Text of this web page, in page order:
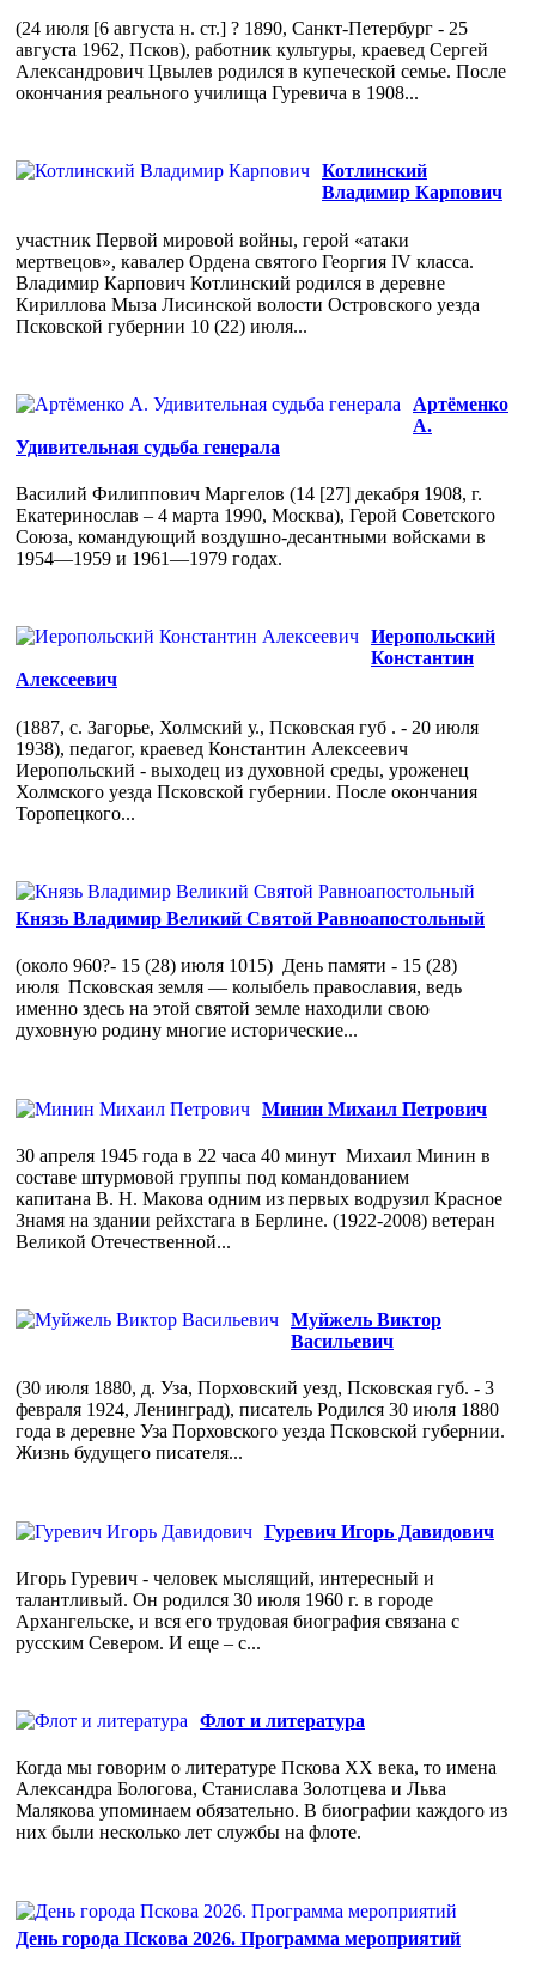
(24 июля [6 августа н. ст.] ? 1890, Санкт-Петербург - 25
августа 1962, Псков), работник культуры, краевед Сергей
Александрович Цвылев родился в купеческой семье. После
окончания реального училища Гуревича в 1908...
Котлинский
Владимир Карпович
участник Первой мировой войны, герой «атаки
мертвецов», кавалер Ордена святого Георгия IV класса.
Владимир Карпович Котлинский родился в деревне
Кириллова Мыза Лисинской волости Островского уезда
Псковской губернии 10 (22) июля...
Артёменко
А.
Удивительная судьба генерала
Василий Филиппович Маргелов (14 [27] декабря 1908, г.
Екатеринослав – 4 марта 1990, Москва), Герой Советского
Союза, командующий воздушно-десантными войсками в
1954—1959 и 1961—1979 годах.
Иеропольский
Константин
Алексеевич
(1887, с. Загорье, Холмский у., Псковская губ . - 20 июля
1938), педагог, краевед Константин Алексеевич
Иеропольский - выходец из духовной среды, уроженец
Холмского уезда Псковской губернии. После окончания
Торопецкого...
Князь Владимир Великий Святой Равноапостольный
(около 960?- 15 (28) июля 1015) День памяти - 15 (28)
июля Псковская земля — колыбель православия, ведь
именно здесь на этой святой земле находили свою
духовную родину многие исторические...
Минин Михаил Петрович
30 апреля 1945 года в 22 часа 40 минут Михаил Минин в
составе штурмовой группы под командованием
капитана В. Н. Макова одним из первых водрузил Красное
Знамя на здании рейхстага в Берлине. (1922-2008) ветеран
Великой Отечественной...
Муйжель Виктор
Васильевич
(30 июля 1880, д. Уза, Порховский уезд, Псковская губ. - 3
февраля 1924, Ленинград), писатель Родился 30 июля 1880
года в деревне Уза Порховского уезда Псковской губернии.
Жизнь будущего писателя...
Гуревич Игорь Давидович
Игорь Гуревич - человек мыслящий, интересный и
талантливый. Он родился 30 июля 1960 г. в городе
Архангельске, и вся его трудовая биография связана с
русским Севером. И еще – с...
Флот и литература
Когда мы говорим о литературе Пскова ХХ века, то имена
Александра Бологова, Станислава Золотцева и Льва
Малякова упоминаем обязательно. В биографии каждого из
них были несколько лет службы на флоте.
День города Пскова 2026. Программа мероприятий